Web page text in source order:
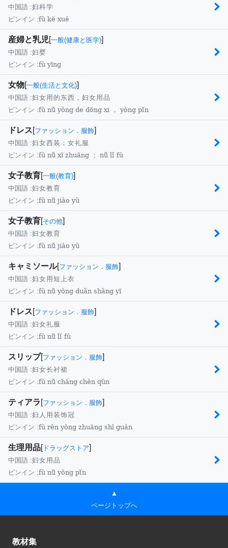
中国語 :妇科学
ピンイン :fù kē xué
産婦と乳児[一般(健康と医学)]
中国語 :妇婴
ピンイン :fù yīng
女物[一般(生活と文化)]
中国語 :妇女用的东西，妇女用品
ピンイン :fù nǚ yòng de dōng xi ， yòng pǐn
ドレス[ファッション．服飾]
中国語 :妇女西装；女礼服
ピンイン :fù nǚ xī zhuāng ； nǚ lǐ fú
女子教育[一般(教育)]
中国語 :妇女教育
ピンイン :fù nǚ jiào yù
女子教育[その他]
中国語 :妇女教育
ピンイン :fù nǚ jiào yù
キャミソール[ファッション．服飾]
中国語 :妇女用短上衣
ピンイン :fù nǚ yòng duǎn shàng yī
ドレス[ファッション．服飾]
中国語 :妇女礼服
ピンイン :fù nǚ lǐ fú
スリップ[ファッション．服飾]
中国語 :妇女长衬裙
ピンイン :fù nǚ cháng chèn qún
ティアラ [ファッション．服飾]
中国語 :妇人用装饰冠
ピンイン :fù rén yòng zhuāng shì guàn
生理用品[ ドラッグストア]
中国語 :妇女用品
ピンイン :fù nǚ yòng pǐn
▲
ページトップへ
教材集